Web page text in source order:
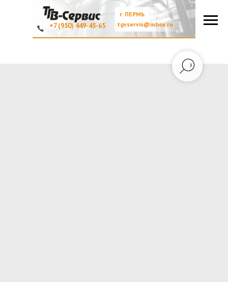
г. ПЕРМЬ
+7 (950) 449-45-65 tgvservis@inbox.ru